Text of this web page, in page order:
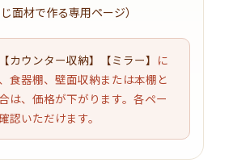
面材で作る専用ページ）
【カウンター収納】 【ミラー】 に
食器棚、壁面収納または本棚と
は、価格が下がります。各ペー
認いただけます。